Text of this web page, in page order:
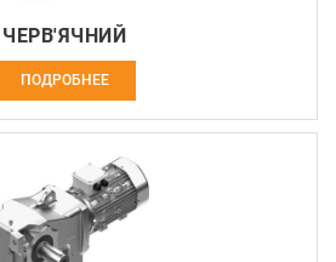
ЧЕРВ'ЯЧНИЙ
ПОДРОБНЕЕ